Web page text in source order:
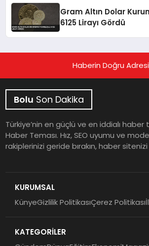
Gram Altın Dolar
6125 Lirayı Gördü
Haberin Doğru Adresi
Bolu Son Dakika
Türkiye’nin en güçlü ve en iddialı haber
Haber Teması. Hız, SEO uyumu ve
rakiplerinizi geride bırakın, haber sitenizi
KURUMSAL
KünyeGizlilik PolitikasıÇerez Politikası
KATEGORİLER